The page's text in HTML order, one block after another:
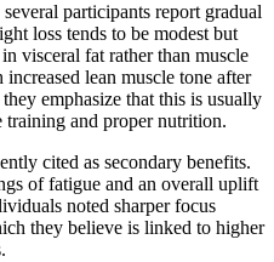
participants report gradual
loss tends to be modest but
visceral fat rather than muscle
lean muscle tone after
emphasize that this is usually
training and proper nutrition.
cited as secondary benefits.
of fatigue and an overall uplift
noted sharper focus
they believe is linked to higher